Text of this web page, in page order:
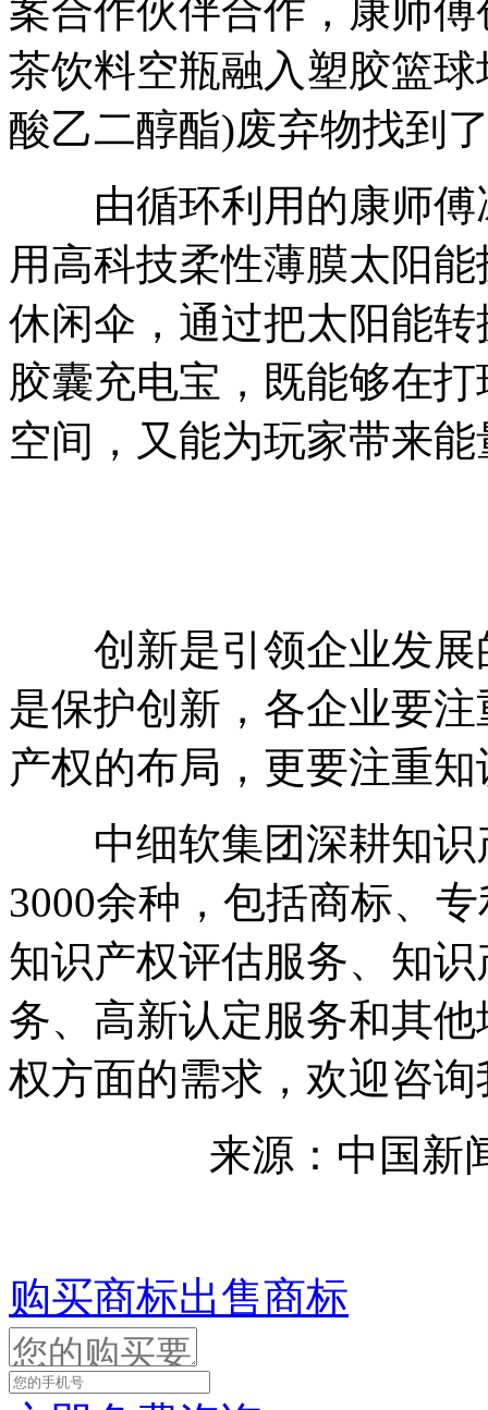
案合作伙伴合作，康师
茶饮料空瓶融入塑胶篮
酸乙二醇酯)废弃物找到
由循环利用的康师傅
用高科技柔性薄膜太阳
休闲伞，通过把太阳能
胶囊充电宝，既能够在
空间，又能为玩家带来
创新是引领企业发展
是保护创新，各企业要
产权的布局，更要注重
中细软集团深耕知识
3000余种，包括商标、
知识产权评估服务、知
务、高新认定服务和其
权方面的需求，欢迎咨询
来源：中国新闻
购买商标出售商标